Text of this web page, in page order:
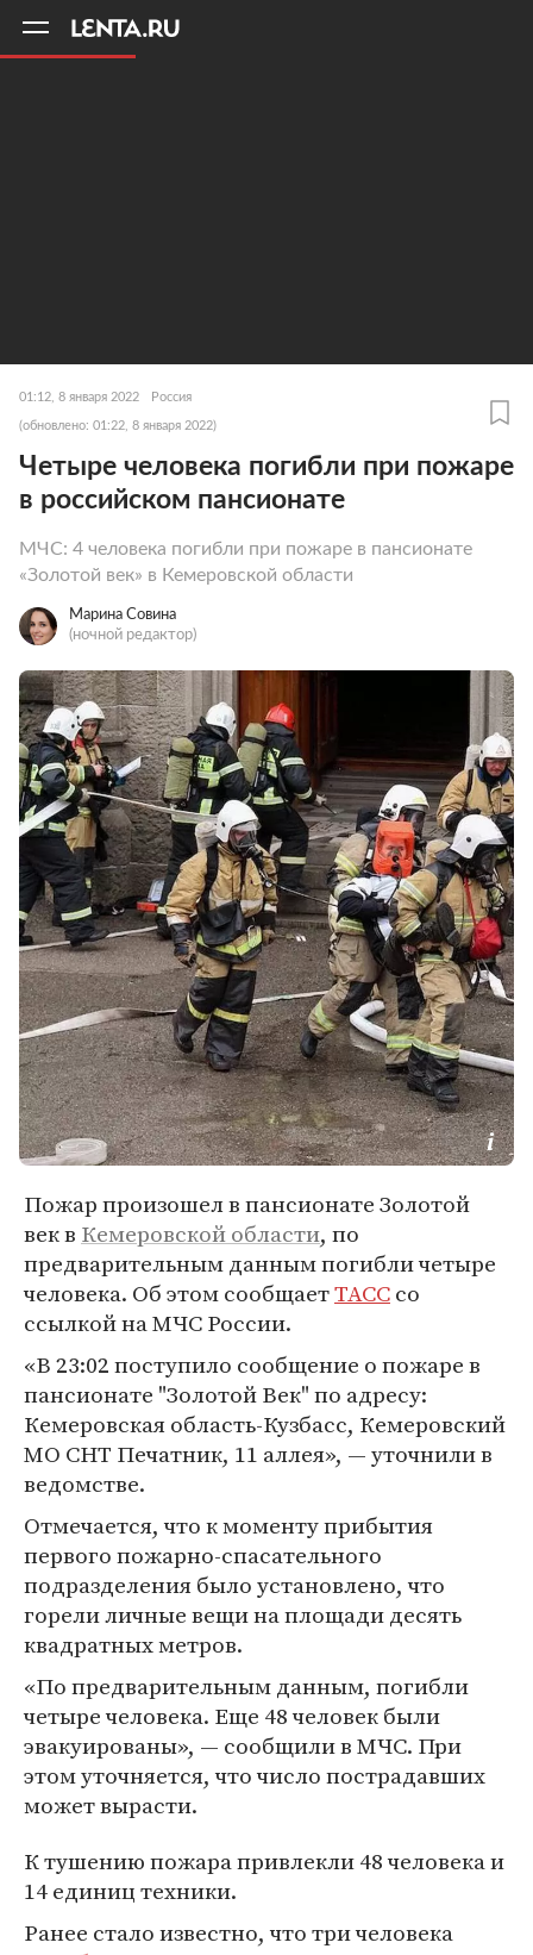
01:12, 8 января 2022 Россия
(обновлено: 01:22, 8 января 2022)
Четыре человека погибли при пожаре
в российском пансионате
МЧС: 4 человека погибли при пожаре в пансионате
«Золотой век» в Кемеровской области
Марина Совина
(ночной редактор)
Пожар произошел в пансионате Золотой
век в Кемеровской области, по
предварительным данным погибли четыре
человека. Об этом сообщаетТАССсо
ссылкой на МЧС России.
«В 23:02 поступило сообщение о пожаре в
пансионате "Золотой Век" по адресу:
Кемеровская область-Кузбасс, Кемеровский
МО СНТ Печатник, 11 аллея», — уточнили в
ведомстве.
Отмечается, что к моменту прибытия
первого пожарно-спасательного
подразделения было установлено, что
горели личные вещи на площади десять
квадратных метров.
«По предварительным данным, погибли
четыре человека. Еще 48 человек были
эвакуированы», — сообщили в МЧС. При
этом уточняется, что число пострадавших
может вырасти.
К тушению пожара привлекли 48 человека и
14 единиц техники.
Ранее стало известно, что три человека